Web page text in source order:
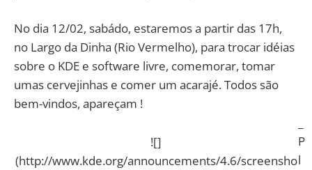
No dia 12/02, sabádo, estaremos a partir das 17h,
no Largo da Dinha (Rio Vermelho), para trocar idéias
sobre o KDE e software livre, comemorar, tomar
umas cervejinhas e comer um acarajé. Todos são
bem-vindos, apareçam !
![]
(http://www.kde.org/announcements/4.6/screensho
P
l